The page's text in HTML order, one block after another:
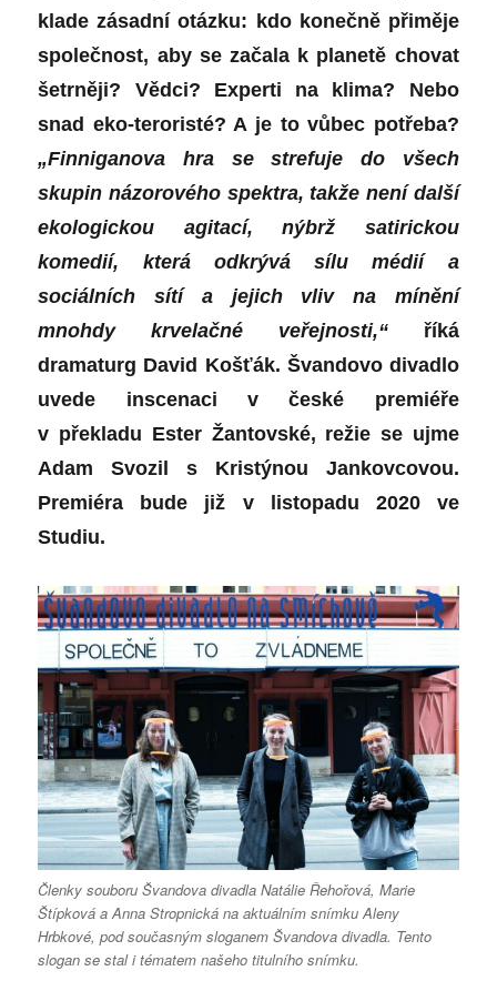
klade zásadní otázku: kdo konečně přiměje
společnost, aby se začala k planetě chovat
šetrněji? Vědci? Experti na klima? Nebo
snad eko-teroristé? A je to vůbec potřeba?
„Finniganova hra se strefuje do všech
skupin názorového spektra, takže není další
ekologickou agitací, nýbrž satirickou
komedií, která odkrývá sílu médií a
sociálních sítí a jejich vliv na mínění
mnohdy krvelačné veřejnosti,“říká
dramaturg David Košťák. Švandovo divadlo
uvede inscenaci v české premiéře
v překladu Ester Žantovské, režie se ujme
Adam Svozil s Kristýnou Jankovcovou.
Premiéra bude již v listopadu 2020 ve
Studiu.
Členky souboru Švandova divadla Natálie Řehořová, Marie
Štípková a Anna Stropnická na aktuálním snímku Aleny
Hrbkové, pod současným sloganem Švandova divadla. Tento
slogan se stal i tématem našeho titulního snímku.